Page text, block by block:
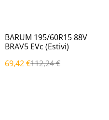
%
BARUM 195/60R15 88V
BRAV5 EVc (Estivi)
69,42 €112,24 €